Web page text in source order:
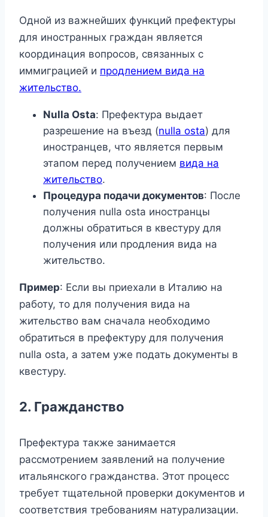
Одной из важнейших функций префектуры
для иностранных граждан является
координация вопросов, связанных с
иммиграцией и продлением вида на
жительство.
Nulla Osta: Префектура выдает
разрешение на въезд (nulla osta) для
иностранцев, что является первым
этапом перед получением вида на
жительство.
Процедура подачи документов: После
получения nulla osta иностранцы
должны обратиться в квестуру для
получения или продления вида на
жительство.
Пример: Если вы приехали в Италию на
работу, то для получения вида на
жительство вам сначала необходимо
обратиться в префектуру для получения
nulla osta, а затем уже подать документы в
квестуру.
2. Гражданство
Префектура также занимается
рассмотрением заявлений на получение
итальянского гражданства. Этот процесс
требует тщательной проверки документов и
соответствия требованиям натурализации.